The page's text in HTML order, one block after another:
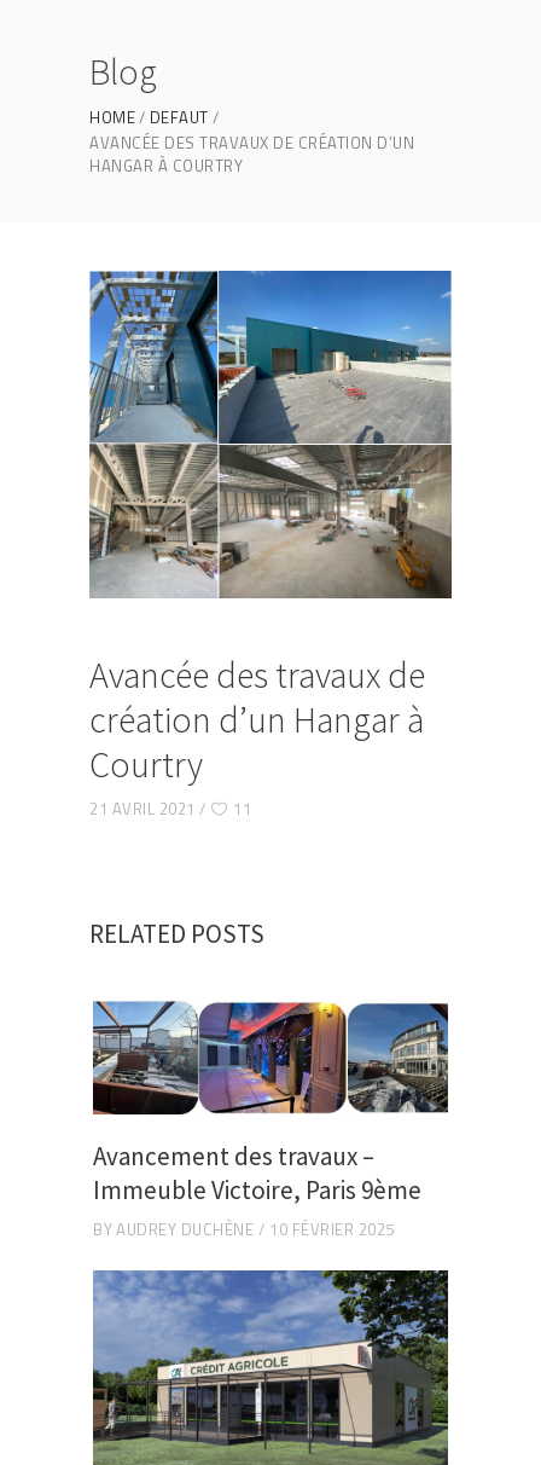
Blog
HOME
DEFAUT
AVANCÉE DES TRAVAUX DE CRÉATION D’UN
HANGAR À COURTRY
Avancée des travaux de
création d’un Hangar à
Courtry
21 AVRIL 2021 11
RELATED POSTS
Avancement des travaux –
Immeuble Victoire, Paris 9ème
BYAUDREY DUCHÈNE 10 FÉVRIER 2025